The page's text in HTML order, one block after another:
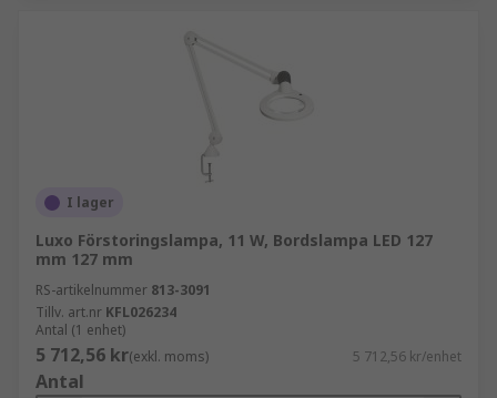
I lager
Luxo Förstoringslampa, 11 W, Bordslampa LED 127
mm 127 mm
RS-artikelnummer 813-3091
Tillv. art.nr KFL026234
Antal (1 enhet)
5 712,56 kr(exkl. moms) 5 712,56 kr/enhet
Antal